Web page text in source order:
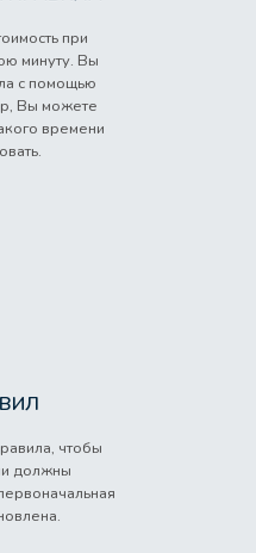
при
минуту. Вы
с помощью
Вы можете
времени
чтобы
должны